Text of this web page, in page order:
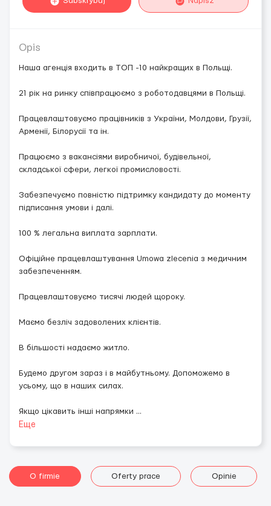
Opis
Наша агенція входить в ТОП -10 найкращих в Польщі.
21 рік на ринку співпрацюємо з роботодавцями в Польщі.
Працевлаштовуємо працівників з України, Молдови, Грузії,
Арменії, Білорусії та ін.
Працюємо з вакансіями виробничої, будівельної,
складської сфери, легкої промисловості.
Забезпечуємо повністю підтримку кандидату до моменту
підписання умови і далі.
100 % легальна виплата зарплати.
Офіційне працевлаштування Umowa zlecenia з медичним
забезпеченням.
Працевлаштовуємо тисячі людей щороку.
Маємо безліч задоволених клієнтів.
В більшості надаємо житло.
Будемо другом зараз і в майбутньому. Допоможемо в
усьому, що в наших силах.
Якщо цікавить інші напрямки ...
Еще
O firmie Oferty prace Opinie